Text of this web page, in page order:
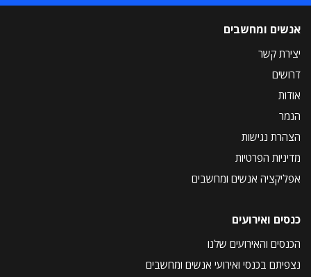
אנשים ומחשבים
יצירת קשר
דרושים
אודות
הנמר
הצהרת נגישות
מדיניות הפרטיות
אפליקציה אנשים ומחשבים
כנסים ואירועים
הכנסים והאירועים שלנו
נצפיתם בכנסי ואירועי אנשים ומחשבים